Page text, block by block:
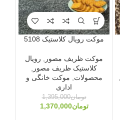
موکت رویال کلاستیک 5108
موکت ظریف مصور
رویال
کلاستیک ظریف مصور
محصولات
موکت خانگی و
اداری
تومان1,395,000
تومان1,370,000